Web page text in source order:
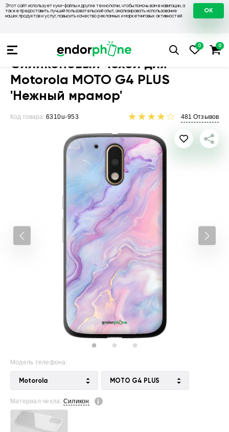
Этот сайт использует куки-файлы и другие технологии, чтобы помочь вам в навигации, а
также предоставить лучший пользовательский опыт, анализировать использование
наших продуктов и услуг, повысить качество рекламных и маркетинговых активностей.
OK
Чехлы на Motorola Чехол для
Силиконовый чехол для
Motorola MOTO G4 PLUS
'Нежный мрамор'
Код товара: 6310u-953 481 Отзывов
Модель телефона:
Motorola MOTO G4 PLUS
Материал чехла: Силикон